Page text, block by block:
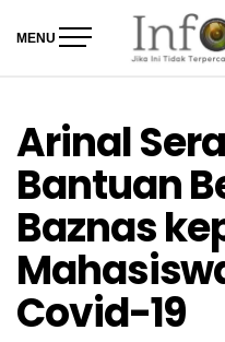
MENU
Arinal
Bantuan
Baznas
Covid-19